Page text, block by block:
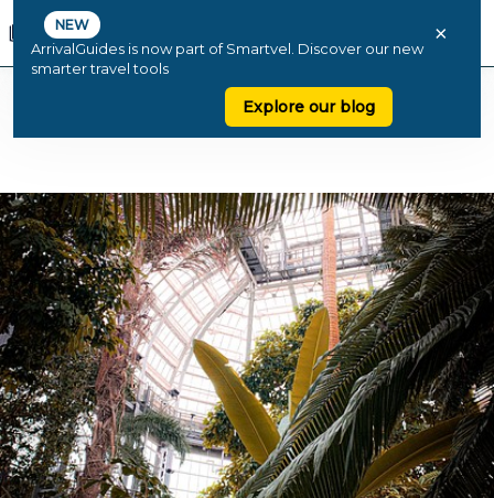
NEW
ArrivalGuides is now part of Smartvel. Discover our new
smarter travel tools
Explore our blog
×